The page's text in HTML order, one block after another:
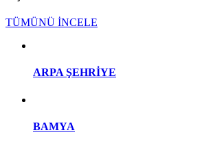
TÜMÜNÜ İNCELE
ARPA ŞEHRİYE
BAMYA